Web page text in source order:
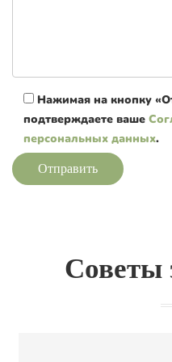
Нажимая на кнопку
подтверждаете ваше
персональных данных.
Отправить
Советы